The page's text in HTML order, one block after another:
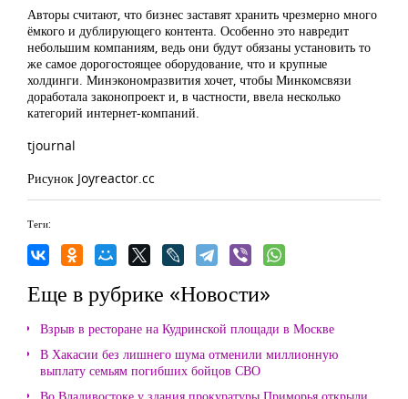
Авторы считают, что бизнес заставят хранить чрезмерно много
ёмкого и дублирующего контента. Особенно это навредит
небольшим компаниям, ведь они будут обязаны установить то
же самое дорогостоящее оборудование, что и крупные
холдинги. Минэкономразвития хочет, чтобы Минкомсвязи
доработала законопроект и, в частности, ввела несколько
категорий интернет-компаний.
tjournal
Рисунок Joyreactor.cc
Теги:
Еще в рубрике «Новости»
Взрыв в ресторане на Кудринской площади в Москве
В Хакасии без лишнего шума отменили миллионную
выплату семьям погибших бойцов СВО